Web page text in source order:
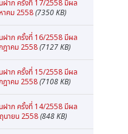
ฝาก ครั้งที่ 17/2558 มีผล
าคม 2558(7350 KB)
ฝาก ครั้งที่ 16/2558 มีผล
ฎาคม 2558(7127 KB)
ฝาก ครั้งที่ 15/2558 มีผล
ฎาคม 2558(7108 KB)
ฝาก ครั้งที่ 14/2558 มีผล
นายน 2558(848 KB)